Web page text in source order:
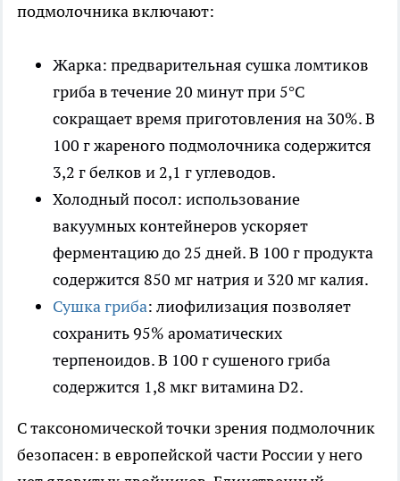
подмолочника включают:
Жарка: предварительная сушка ломтиков
гриба в течение 20 минут при 5°C
сокращает время приготовления на 30%. В
100 г жареного подмолочника содержится
3,2 г белков и 2,1 г углеводов.
Холодный посол: использование
вакуумных контейнеров ускоряет
ферментацию до 25 дней. В 100 г продукта
содержится 850 мг натрия и 320 мг калия.
Сушка гриба: лиофилизация позволяет
сохранить 95% ароматических
терпеноидов. В 100 г сушеного гриба
содержится 1,8 мкг витамина D2.
С таксономической точки зрения подмолочник
безопасен: в европейской части России у него